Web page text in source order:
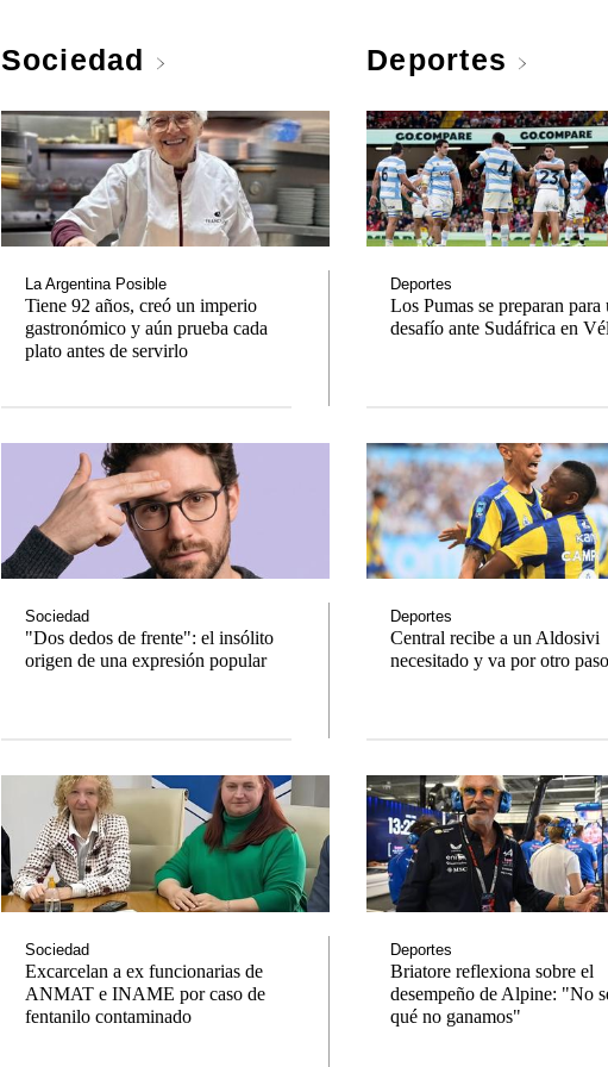
Sociedad
La Argentina Posible
Tiene 92 años, creó un imperio
gastronómico y aún prueba cada
plato antes de servirlo
Sociedad
"Dos dedos de frente": el insólito
origen de una expresión popular
Sociedad
Excarcelan a ex funcionarias de
ANMAT e INAME por caso de
fentanilo contaminado
Deportes
Deportes
Los Pumas se preparan para
desafío ante Sudáfrica en
Deportes
Central recibe a un Aldosivi
necesitado y va por otro
Deportes
Briatore reflexiona sobre el
desempeño de Alpine: "No
qué no ganamos"
El huracán de Arequito